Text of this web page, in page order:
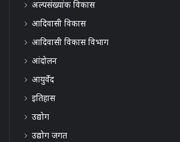
अल्पसंख्यांक विकास
आदिवासी विकास
आदिवासी विकास विभाग
आंदोलन
आयुर्वेद
इतिहास
उद्योग
उद्योग जगत